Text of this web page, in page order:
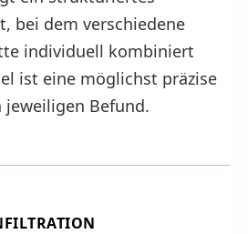
bei dem verschiedene
individuell kombiniert
ist eine möglichst präzise
jeweiligen Befund.